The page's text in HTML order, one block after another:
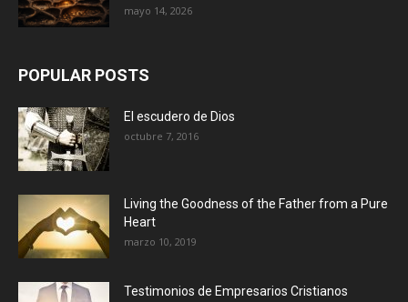
mayo 14, 2026
POPULAR POSTS
El escudero de Dios
octubre 7, 2016
Living the Goodness of the Father from a Pure
Heart
marzo 10, 2019
Testimonios de Empresarios Cristianos